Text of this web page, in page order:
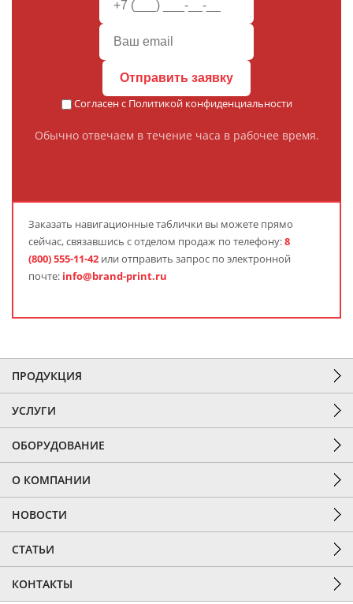
Отправить заявку
Согласен с Политикой конфиденциальности
Обычно отвечаем в течение часа в рабочее время.
Заказать навигационные таблички вы можете прямо
сейчас, связавшись с отделом продаж по телефону:8
(800) 555-11-42 или отправить запрос по электронной
почте: info@brand-print.ru
ПРОДУКЦИЯ
УСЛУГИ
ОБОРУДОВАНИЕ
О КОМПАНИИ
НОВОСТИ
СТАТЬИ
КОНТАКТЫ